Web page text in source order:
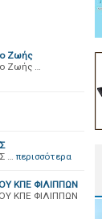
Ζωής
Ζωής …
… περισσότερα
ΚΠΕ ΦΙΛΙΠΠΩΝ
ΚΠΕ ΦΙΛΙΠΠΩΝ